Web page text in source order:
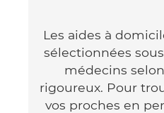
Les aides à
sélectionnées
médecins
rigoureux. Pour
vos proches en